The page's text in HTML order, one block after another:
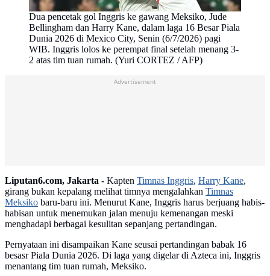
Dua pencetak gol Inggris ke gawang Meksiko, Jude
Bellingham dan Harry Kane, dalam laga 16 Besar Piala
Dunia 2026 di Mexico City, Senin (6/7/2026) pagi
WIB. Inggris lolos ke perempat final setelah menang 3-
2 atas tim tuan rumah. (Yuri CORTEZ / AFP)
Advertisement
Liputan6.com, Jakarta - Kapten Timnas Inggris, Harry Kane,
girang bukan kepalang melihat timnya mengalahkan Timnas
Meksiko baru-baru ini. Menurut Kane, Inggris harus berjuang habis-
habisan untuk menemukan jalan menuju kemenangan meski
menghadapi berbagai kesulitan sepanjang pertandingan.
Pernyataan ini disampaikan Kane seusai pertandingan babak 16
besasr Piala Dunia 2026. Di laga yang digelar di Azteca ini, Inggris
menantang tim tuan rumah, Meksiko.